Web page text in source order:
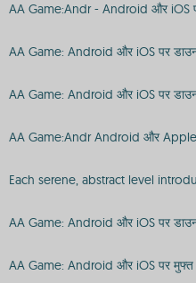
AA Game:Andr - Android और iOS
AA Game: Android और iOS पर
AA Game: Android और iOS पर
AA Game:Andr Android और Apple
Each serene, abstract level
AA Game: Android और iOS पर
AA Game: Android और iOS पर मुफ्त